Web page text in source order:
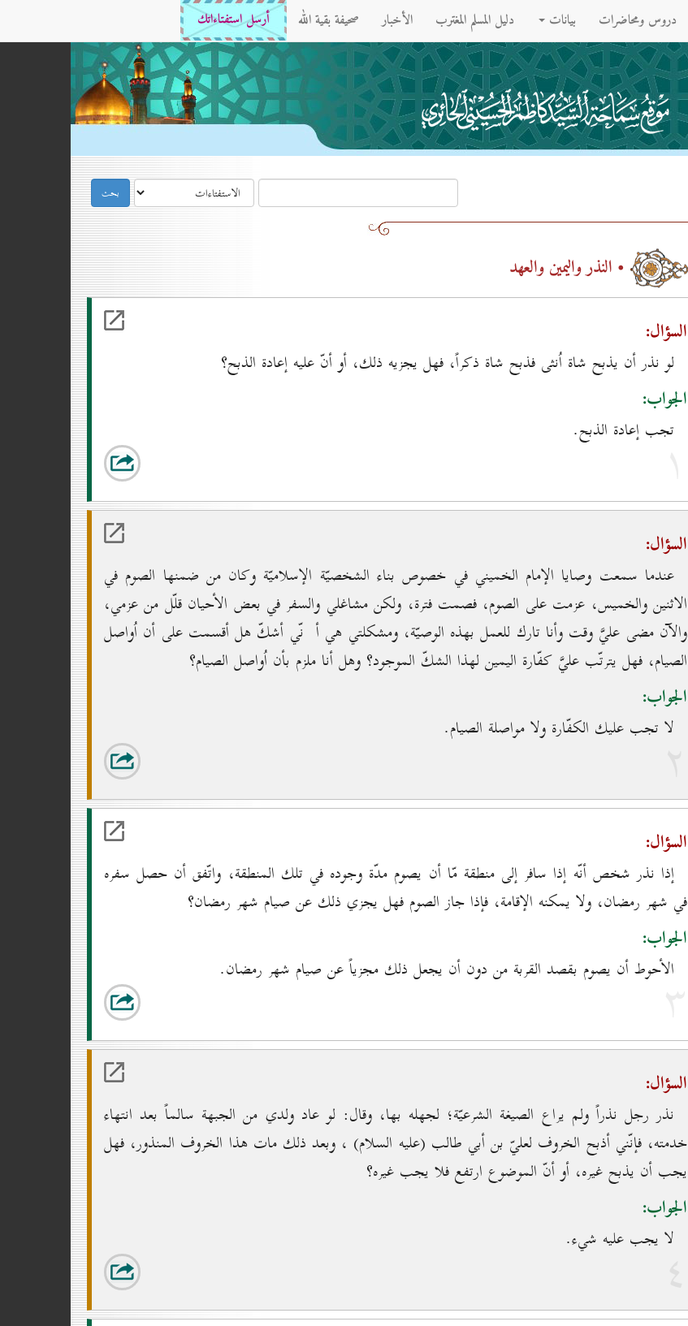
دروس ومحاضرات بيانات دليل المسلم المغترب الأخبار صحيفة بقية الله أرسل استفتاءاتك
• النذر واليمين والعهد
السؤال:
لو نذر أن يذبح شاة اُنثى فذبح شاة ذكراً، فهل يجزيه ذلك، أو أنّ عليه إعادة الذبح؟
الجواب:
تجب إعادة الذبح.
۱
السؤال:
عندما سمعت وصايا الإمام الخميني في خصوص بناء الشخصيّة الإسلاميّة وكان من ضمنها الصوم في
الاثنين والخميس، عزمت على الصوم، فصمت فترة، ولكن مشاغلي والسفر في بعض الأحيان قلّل من عزمي،
والآن مضى عليَّ وقت وأنا تارك للعمل بهذه الوصيّة، ومشكلتي هي أ نّي أشكّ هل أقسمت على أن اُواصل
الصيام، فهل يترتّب عليَّ كفّارة اليمين لهذا الشكّ الموجود؟ وهل أنا ملزم بأن اُواصل الصيام؟
الجواب:
لا تجب عليك الكفّارة ولا مواصلة الصيام.
۲
السؤال:
إذا نذر شخص أنّه إذا سافر إلى منطقة مّا أن يصوم مدّة وجوده في تلك المنطقة، واتّفق أن حصل سفره
في شهر رمضان، ولا يمكنه الإقامة، فإذا جاز الصوم فهل يجزي ذلك عن صيام شهر رمضان؟
الجواب:
الأحوط أن يصوم بقصد القربة من دون أن يجعل ذلك مجزياً عن صيام شهر رمضان.
۳
السؤال:
نذر رجل نذراً ولم يراع الصيغة الشرعيّة؛ لجهله بها، وقال: لو عاد ولدي من الجبهة سالماً بعد انتهاء
خدمته، فإنّني أذبح الخروف لعليّ بن أبي طالب (عليه السلام) ، وبعد ذلك مات هذا الخروف المنذور، فهل
يجب أن يذبح غيره، أو أنّ الموضوع ارتفع فلا يجب غيره؟
الجواب:
لا يجب عليه شيء.
٤